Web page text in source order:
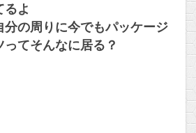
るよ
分の周りに今でもパッケージ
てそんなに居る？